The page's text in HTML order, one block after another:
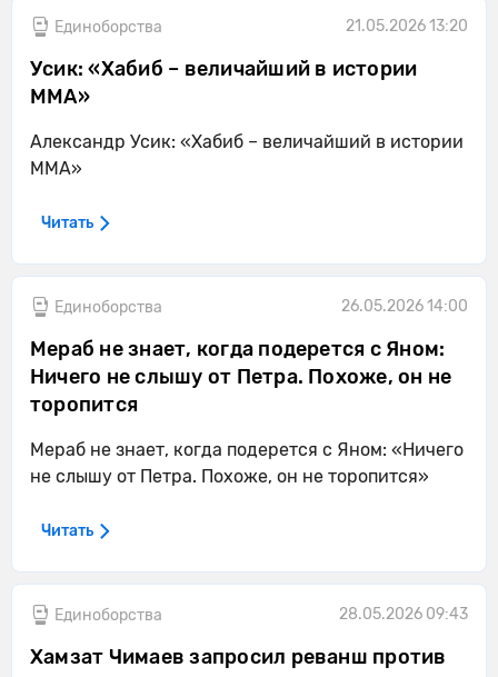
Единоборства 21.05.2026 13:20
Усик: «Хабиб – величайший в истории
MMA»
Александр Усик: «Хабиб – величайший в истории
MMA»
Читать
Единоборства 26.05.2026 14:00
Мераб не знает, когда подерется с Яном:
Ничего не слышу от Петра. Похоже, он не
торопится
Мераб не знает, когда подерется с Яном: «Ничего
не слышу от Петра. Похоже, он не торопится»
Читать
Единоборства 28.05.2026 09:43
Хамзат Чимаев запросил реванш против